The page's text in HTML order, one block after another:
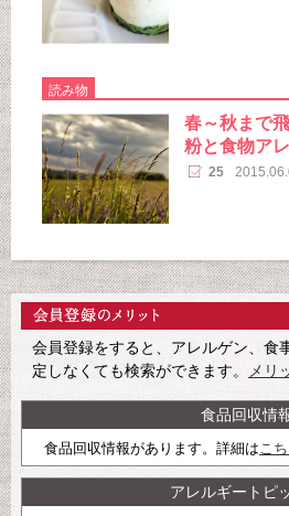
読み物
春～秋まで
粉と食物ア
25
会員登録をすると、アレルゲン、食
定しなくても検索ができます。
メリ
食品回収情
食品回収情報があります。詳細はこ
アレルギートピ